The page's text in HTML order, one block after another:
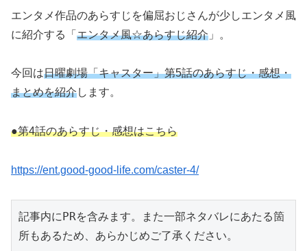
エンタメ作品のあらすじを偏屈おじさんが少しエンタメ風
に紹介する「 エンタメ風☆あらすじ紹介 」。
今回は日曜劇場「キャスター」第5話のあらすじ・感想・
まとめを紹介します。
●第4話のあらすじ・感想はこちら
https://ent.good-good-life.com/caster-4/
記事内にPRを含みます。また一部ネタバレにあたる箇
所もあるため、あらかじめご了承ください。